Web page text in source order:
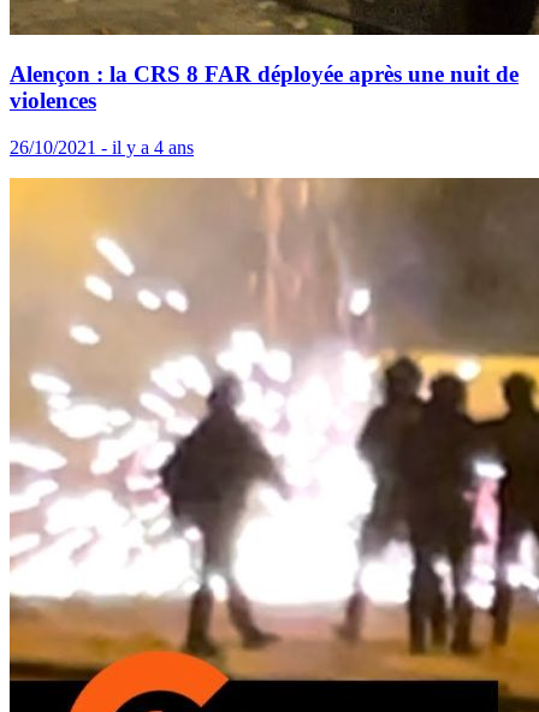
Alençon : la CRS 8 FAR déployée après une nuit de
violences
26/10/2021 - il y a 4 ans